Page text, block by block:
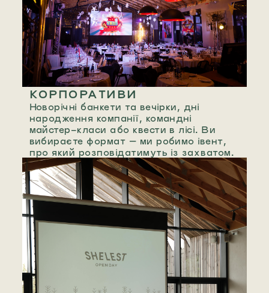
КОРПОРАТИВИ
Новорічні банкети та вечірки, дні
народження компанії, командні
майстер-класи або квести в лісі. Ви
вибираєте формат — ми робимо івент,
про який розповідатимуть із захватом.